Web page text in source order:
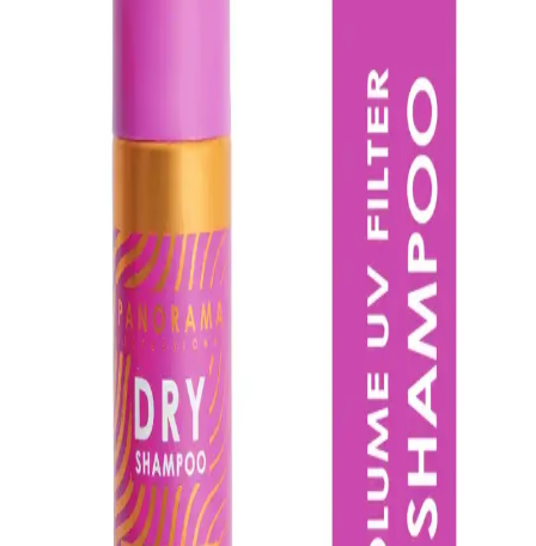
temizlik sağlar. Yoğun yaşam temposunda saçları tazelemek ve
hacim kazandırmak için ideal bir kişisel bakım ürünüdür.
Morfose Milk Therapy Kuru Şampuan: Yağ Emici
Hacim Veren Pratik Saç Bakım Ürünü
Morfose Milk Therapy Kuru Şampuan, 200 ml ambalajıyla yağı
hızlıca emer, durulama gerektirmez ve tüm saç tipleri için uygundur.
Süt proteini ve 12 amino asit saç bakımını destekler; kokusu olumlu
geri dönüşler alır ve bazı kullanıcılar dipte hafif kalıntı bırakabilir.
Batiste Kuru Şampuan Bare 200 ml: Yağlı Saçlar
İçin Hacim ve Tazelik Sağlayan Pratik Çözüm
Yağlı saçlar için özel tasarlanmış Batiste Kuru Şampuan Bare, doğal
hacim ve ferahlık sağlar. Hafif kokusu ve pratik kullanımıyla günlük
saç bakımında tercih edilen yüksek kaliteli bir ürün.
Syoss Fresh & Uplift Köpük Kuru Şampuan: Yağlı
Saçlar için Hacim ve Temizliğin Çözümü